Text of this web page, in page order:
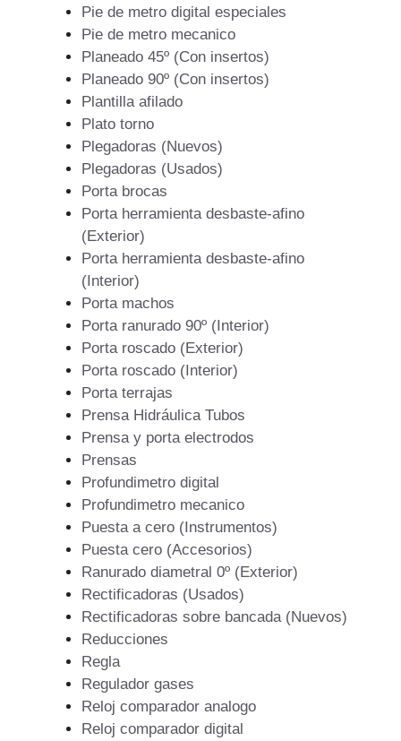
Pie de metro digital especiales
Pie de metro mecanico
Planeado 45º (Con insertos)
Planeado 90º (Con insertos)
Plantilla afilado
Plato torno
Plegadoras (Nuevos)
Plegadoras (Usados)
Porta brocas
Porta herramienta desbaste-afino
(Exterior)
Porta herramienta desbaste-afino
(Interior)
Porta machos
Porta ranurado 90º (Interior)
Porta roscado (Exterior)
Porta roscado (Interior)
Porta terrajas
Prensa Hidráulica Tubos
Prensa y porta electrodos
Prensas
Profundimetro digital
Profundimetro mecanico
Puesta a cero (Instrumentos)
Puesta cero (Accesorios)
Ranurado diametral 0º (Exterior)
Rectificadoras (Usados)
Rectificadoras sobre bancada (Nuevos)
Reducciones
Regla
Regulador gases
Reloj comparador analogo
Reloj comparador digital